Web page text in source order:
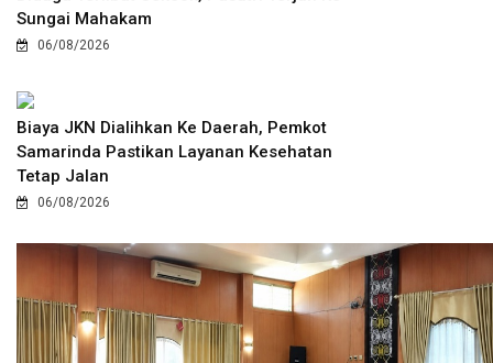
Sungai Mahakam
06/08/2026
Biaya JKN Dialihkan Ke Daerah, Pemkot
Samarinda Pastikan Layanan Kesehatan
Tetap Jalan
06/08/2026